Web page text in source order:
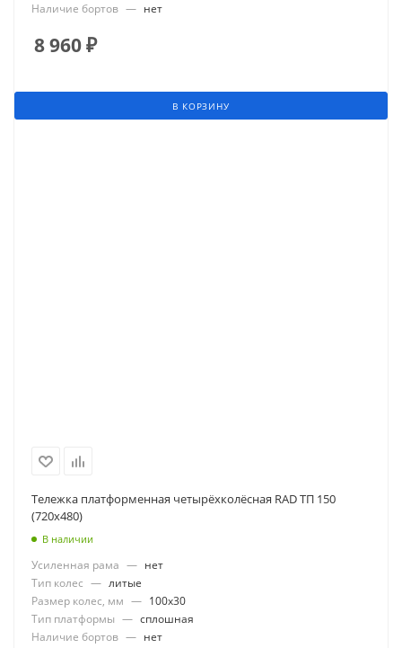
Наличие бортов — нет
8 960₽
В КОРЗИНУ
Тележка платформенная четырёхколёсная RAD ТП 150
(720х480)
В наличии
Усиленная рама — нет
Тип колес — литые
Размер колес, мм — 100x30
Тип платформы — сплошная
Наличие бортов — нет